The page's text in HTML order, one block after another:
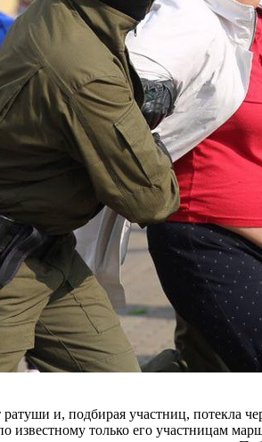
и, подбирая участниц, потекла
известному только его участницам